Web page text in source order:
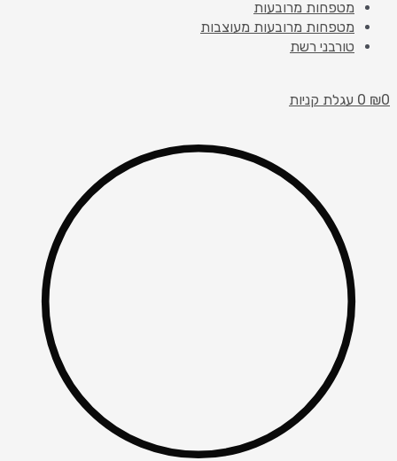
מטפחות מרובעות
מטפחות מרובעות מעוצבות
טורבני רשת
₪0
0 עגלת קניות